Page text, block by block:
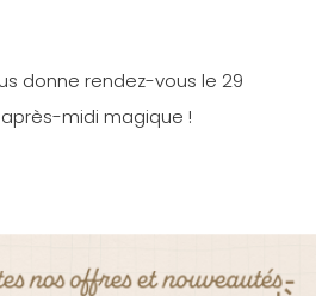
donne rendez-vous le 29
midi magique !